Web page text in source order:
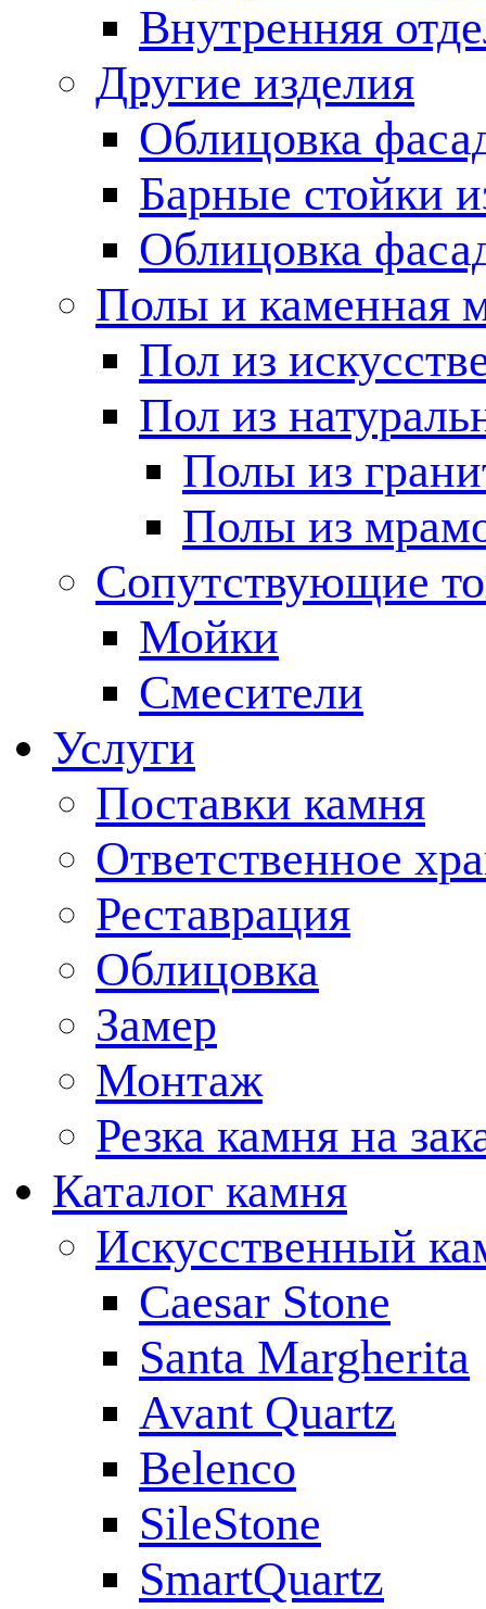
Внутренняя
Другие изделия
Облицовка
Барные стойки
Облицовка
Полы и каменная
Пол из
Пол из
Полы из
Полы из
Сопутствующие
Мойки
Смесители
Услуги
Поставки камня
Ответственное
Реставрация
Облицовка
Замер
Монтаж
Резка камня на
Каталог камня
Искусственный
Caesar Stone
Santa Margherita
Avant Quartz
Belenco
SileStone
SmartQuartz